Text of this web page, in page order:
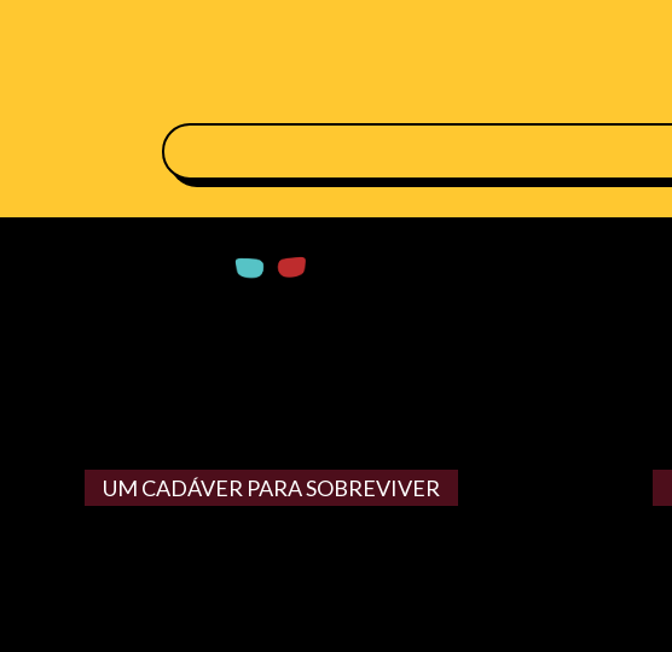
UM CADÁVER PARA SOBREVIVER